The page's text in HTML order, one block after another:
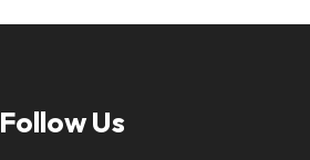
Follow Us